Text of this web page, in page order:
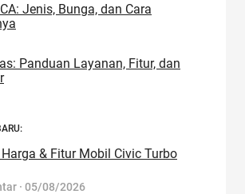
Jenis, Bunga, dan Cara
Panduan Layanan, Fitur, dan
& Fitur Mobil Civic Turbo
· 05/08/2026